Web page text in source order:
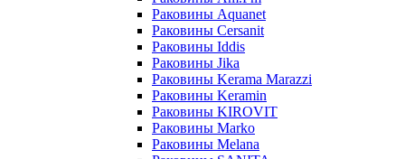
Раковины Aquanet
Раковины Cersanit
Раковины Iddis
Раковины Jika
Раковины Kerama Marazzi
Раковины Keramin
Раковины KIROVIT
Раковины Marko
Раковины Melana